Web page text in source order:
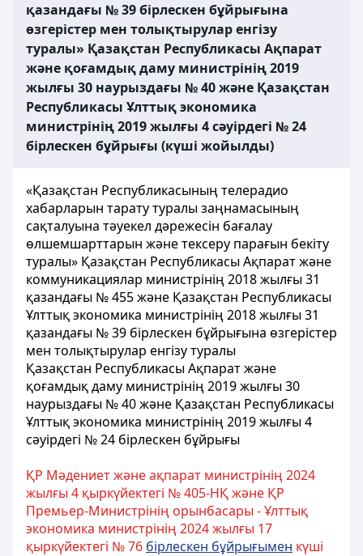
қазандағы № 39 бірлескен бұйрығына
өзгерістер мен толықтырулар енгізу
туралы» Қазақстан Республикасы Ақпарат
және қоғамдық даму министрінің 2019
жылғы 30 наурыздағы № 40 және Қазақстан
Республикасы Ұлттық экономика
министрінің 2019 жылғы 4 сәуірдегі № 24
бірлескен бұйрығы (күші жойылды)
«Қазақстан Республикасының телерадио
хабарларын тарату туралы заңнамасының
сақталуына тәуекел дәрежесін бағалау
өлшемшарттарын және тексеру парағын бекiту
туралы» Қазақстан Республикасы Ақпарат және
коммуникациялар министрінің 2018 жылғы 31
қазандағы № 455 және Қазақстан Республикасы
Ұлттық экономика министрінің 2018 жылғы 31
қазандағы № 39 бірлескен бұйрығына өзгерістер
мен толықтырулар енгізу туралы
Қазақстан Республикасы Ақпарат және
қоғамдық даму министрінің 2019 жылғы 30
наурыздағы № 40 және Қазақстан Республикасы
Ұлттық экономика министрінің 2019 жылғы 4
сәуірдегі № 24 бірлескен бұйрығы
ҚР Мәдениет және ақпарат министрінің 2024
жылғы 4 қыркүйектегі № 405-НҚ және ҚР
Премьер-Министрінің орынбасары - Ұлттық
экономика министрінің 2024 жылғы 17
қыркүйектегі № 76 бірлескен бұйрығымен күші